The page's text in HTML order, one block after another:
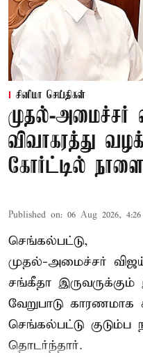
சினிமா செய்திகள்
முதல்-அமைச்சர்
விவாகரத்து
கோர்ட்டில்
Published on: 06 Aug 2026,
செங்கல்பட்டு,
முதல்-அமைச்சர்
சங்கீதா
வேறுபாடு காரணமாக
செங்கல்பட்டு
தொடர்ந்தார்.